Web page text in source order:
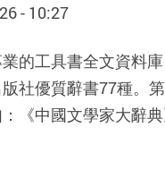
- 10:27
的工具書全文資料
社優質辭書77種。
《中國文學家大辭